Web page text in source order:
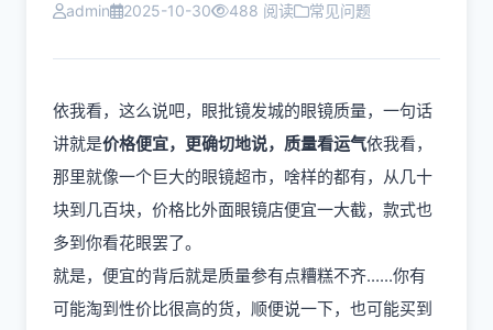
admin 2025-10-30 488 阅读 常见问题
依我看，这么说吧，眼批镜发城的眼镜质量，一句话
讲就是价格便宜，更确切地说，质量看运气依我看，
那里就像一个巨大的眼镜超市，啥样的都有，从几十
块到几百块，价格比外面眼镜店便宜一大截，款式也
多到你看花眼罢了。
就是，便宜的背后就是质量参有点糟糕不齐......你有
可能淘到性价比很高的货，顺便说一下，也可能买到